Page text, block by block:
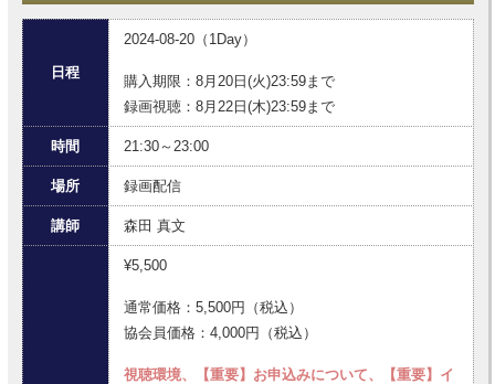
日程
2024-08-20（1Day）
購入期限：8月20日(火)23:59まで
録画視聴：8月22日(木)23:59まで
時間 21:30～23:00
場所 録画配信
講師 森田 真文
¥5,500
通常価格：5,500円（税込）
協会員価格：4,000円（税込）
視聴環境、【重要】お申込みについて、【重要】イ